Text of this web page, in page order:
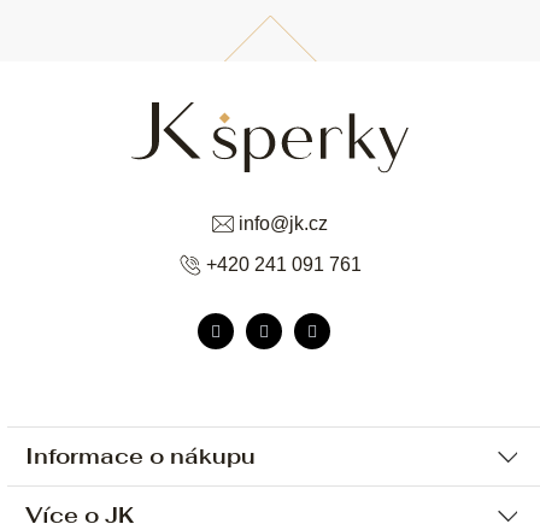
Informace o nákupu
Ochrana osobních údajů
Více o JK
info@jk.cz
+420 241 091 761